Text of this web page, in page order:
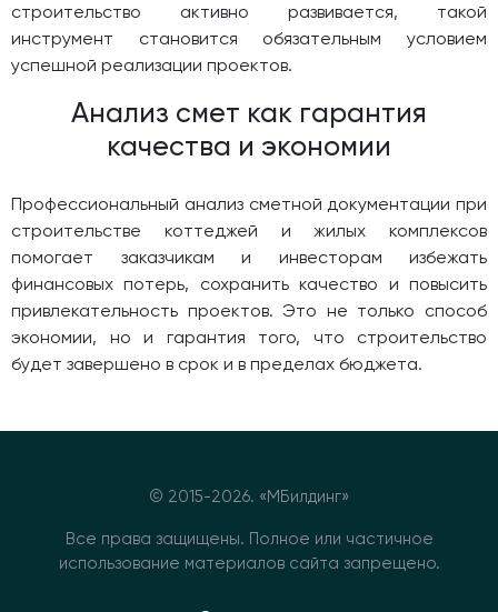
строительство активно развивается, такой
инструмент становится обязательным условием
успешной реализации проектов.
Анализ смет как гарантия
качества и экономии
Профессиональный анализ сметной документации при
строительстве коттеджей и жилых комплексов
помогает заказчикам и инвесторам избежать
финансовых потерь, сохранить качество и повысить
привлекательность проектов. Это не только способ
экономии, но и гарантия того, что строительство
будет завершено в срок и в пределах бюджета.
© 2015-2026. «МБилдинг»
Все права защищены. Полное или частичное
использование материалов сайта запрещено.